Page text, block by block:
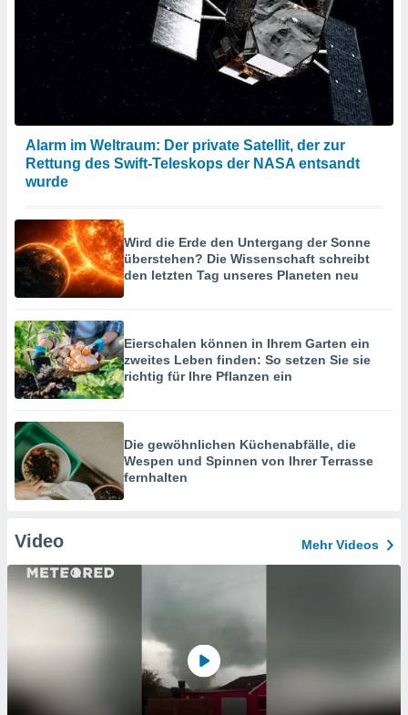
Alarm im Weltraum: Der private Satellit, der zur
Rettung des Swift-Teleskops der NASA entsandt
wurde
Wird die Erde den Untergang der Sonne
überstehen? Die Wissenschaft schreibt
den letzten Tag unseres Planeten neu
Eierschalen können in Ihrem Garten ein
zweites Leben finden: So setzen Sie sie
richtig für Ihre Pflanzen ein
Die gewöhnlichen Küchenabfälle, die
Wespen und Spinnen von Ihrer Terrasse
fernhalten
Video Mehr Videos